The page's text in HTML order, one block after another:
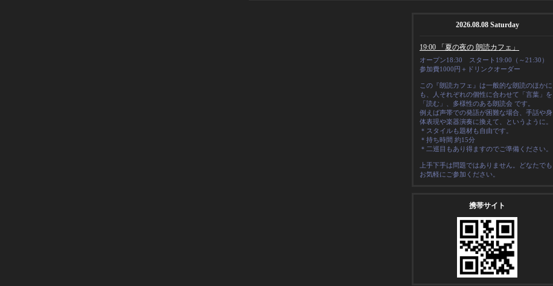
2026.08.08 Saturday
19:00 「夏の夜の 朗読カフェ」
オープン18:30 スタート19:00（～21:30）
参加費1000円＋ドリンクオーダー
この『朗読カフェ』は一般的な朗読のほかに
も、人それぞれの個性に合わせて「言葉」を
「読む」、多様性のある朗読会 です。
例えば声帯での発語が困難な場合、手話や身
体表現や楽器演奏に換えて、というように
＊スタイルも題材も自由です。
＊ 持ち時間 約15分
＊二巡目もあり得ますのでご準備ください。
上手下手は問題ではありません。どなたでも
お気軽にご参加ください。
携帯サイト